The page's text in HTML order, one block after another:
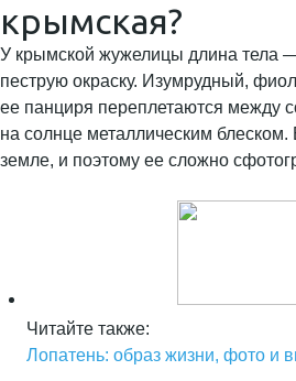
крымская?
У крымской жужелицы длина тела
пеструю окраску. Изумрудный,
ее панциря переплетаются между
на солнце металлическим блеском.
земле, и поэтому ее сложно
Читайте также:
Лопатень: образ жизни, фото и